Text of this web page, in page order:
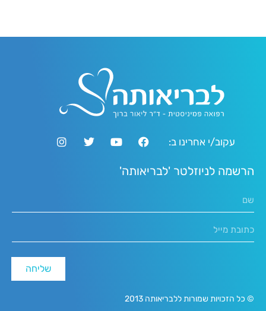
עקוב/י אחרינו ב:
הרשמה לניוזלטר 'לבריאותה'
שליחה
© כל הזכויות שמורות ללבריאותה 2013